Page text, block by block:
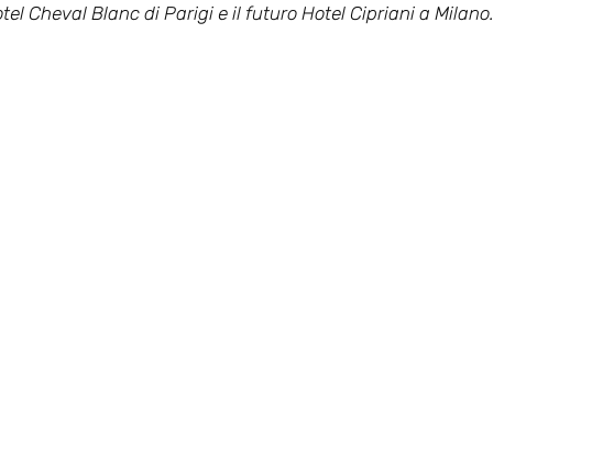
Cheval Blanc di Parigi e il futuro Hotel Cipriani a Milano.